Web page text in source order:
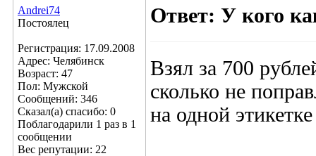
Andrei74
Постоялец
Регистрация: 17.09.2008
Адрес: Челябинск
Возраст: 47
Пол: Мужской
Сообщений: 346
Сказал(а) спасибо: 0
Поблагодарили 1 раз в 1
сообщении
Вес репутации: 22
Ответ: У кого
Взял за 700
сколько не
на одной